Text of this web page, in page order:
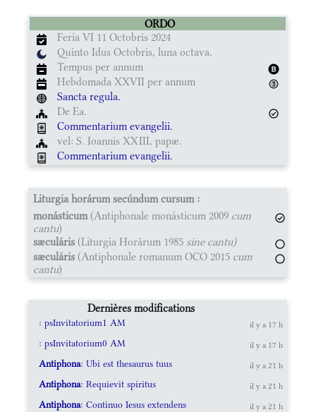
ORDO
Feria VI 11 Octobris 2024
Quinto Idus Octobris, luna octava.
Tempus per annum
Hebdomada XXVII per annum
Sancta regula.
De Ea.
Commentarium evangelii.
vel: S. Ioannis XXIII, papæ.
Commentarium evangelii.
Liturgia horárum secúndum cursum :
monásticum(Antiphonale monásticum 2009 cum
cantu)
sæculáris (Liturgia Horárum 1985 sine cantu)
sæculáris (Antiphonale romanum OCO 2015 cum
cantu)
Dernières modifications
: psInvitatorium1 AM il y a 17 h
: psInvitatorium0 AM il y a 17 h
Antiphona: Ubi est thesaurus tuus il y a 21 h
Antiphona: Requievit spiritus il y a 21 h
Antiphona: Continuo Iesus extendens il y a 21 h